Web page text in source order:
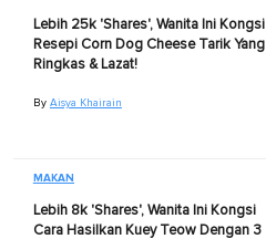
Lebih 25k 'Shares', Wanita Ini Kongsi
Resepi Corn Dog Cheese Tarik Yang
Ringkas & Lazat!
By Aisya Khairain
MAKAN
Lebih 8k 'Shares', Wanita Ini Kongsi
Cara Hasilkan Kuey Teow Dengan 3